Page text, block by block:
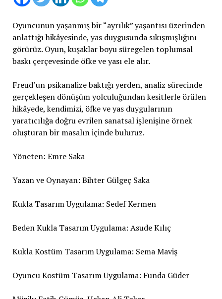
Oyuncunun yaşanmış bir “ayrılık” yaşantısı üzerinden
anlattığı hikâyesinde, yas duygusunda sıkışmışlığını
görürüz. Oyun, kuşaklar boyu süregelen toplumsal
baskı çerçevesinde öfke ve yası ele alır.
Freud’un psikanalize baktığı yerden, analiz sürecinde
gerçekleşen dönüşüm yolculuğundan kesitlerle örülen
hikâyede, kendimizi, öfke ve yas duygularının
yaratıcılığa doğru evrilen sanatsal işlenişine örnek
oluşturan bir masalın içinde buluruz.
Yöneten: Emre Saka
Yazan ve Oynayan: Bihter Gülgeç Saka
Kukla Tasarım Uygulama: Sedef Kermen
Beden Kukla Tasarım Uygulama: Asude Kılıç
Kukla Kostüm Tasarım Uygulama: Sema Maviş
Oyuncu Kostüm Tasarım Uygulama: Funda Güder